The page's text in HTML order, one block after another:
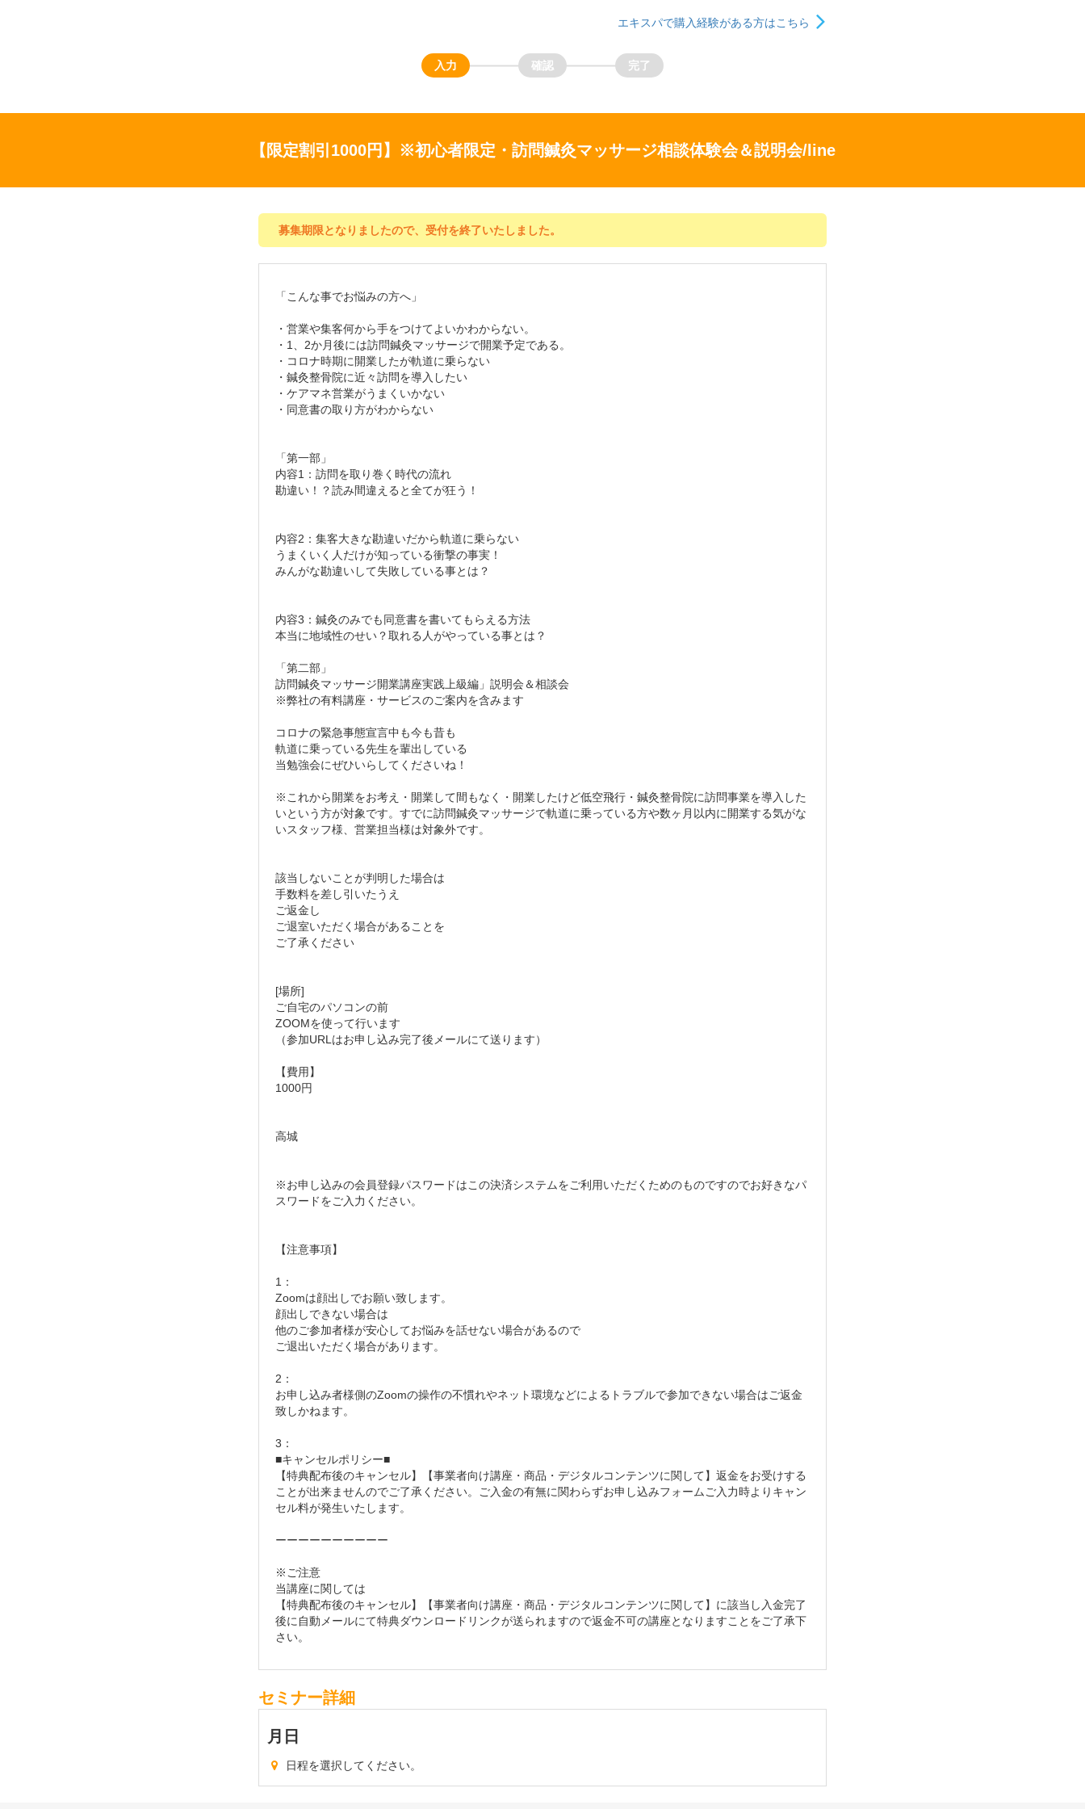
エキスパで購入経験がある方はこちら
【限定割引1000円】※初心者限定・訪問鍼灸マッサージ相談体験会＆説明会/line
募集期限となりましたので、受付を終了いたしました。
「こんな事でお悩みの方へ」
・営業や集客何から手をつけてよいかわからない。
・1、2か月後には訪問鍼灸マッサージで開業予定である。
・コロナ時期に開業したが軌道に乗らない
・鍼灸整骨院に近々訪問を導入したい
・ケアマネ営業がうまくいかない
・同意書の取り方がわからない
「第一部」
内容1：訪問を取り巻く時代の流れ
勘違い！？読み間違えると全てが狂う！
内容2：集客大きな勘違いだから軌道に乗らない
うまくいく人だけが知っている衝撃の事実！
みんがな勘違いして失敗している事とは？
内容3：鍼灸のみでも同意書を書いてもらえる方法
本当に地域性のせい？取れる人がやっている事とは？
「第二部」
訪問鍼灸マッサージ開業講座実践上級編」説明会＆相談会
※弊社の有料講座・サービスのご案内を含みます
コロナの緊急事態宣言中も今も昔も
軌道に乗っている先生を輩出している
当勉強会にぜひいらしてくださいね！
※これから開業をお考え・開業して間もなく・開業したけど低空飛行・鍼灸整骨院に訪問事業を導入した
いという方が対象です。すでに訪問鍼灸マッサージで軌道に乗っている方や数ヶ月以内に開業する気がな
いスタッフ様、営業担当様は対象外です。
該当しないことが判明した場合は
手数料を差し引いたうえ
ご返金し
ご退室いただく場合があることを
ご了承ください
[場所]
ご自宅のパソコンの前
ZOOMを使って行います
（参加URLはお申し込み完了後メールにて送ります）
【費用】
1000円
高城
※お申し込みの会員登録パスワードはこの決済システムをご利用いただくためのものですのでお好きなパ
スワードをご入力ください。
【注意事項】
1：
Zoomは顔出しでお願い致します。
顔出しできない場合は
他のご参加者様が安心してお悩みを話せない場合があるので
ご退出いただく場合があります。
2：
お申し込み者様側のZoomの操作の不慣れやネット環境などによるトラブルで参加できない場合はご返金
致しかねます。
3：
■キャンセルポリシー■
【特典配布後のキャンセル】【事業者向け講座・商品・デジタルコンテンツに関して】返金をお受けする
ことが出来ませんのでご了承ください。ご入金の有無に関わらずお申し込みフォームご入力時よりキャン
セル料が発生いたします。
ーーーーーーーーーー
※ご注意
当講座に関しては
【特典配布後のキャンセル】【事業者向け講座・商品・デジタルコンテンツに関して】に該当し入金完了
後に自動メールにて特典ダウンロードリンクが送られますので返金不可の講座となりますことをご了承下
さい。
セミナー詳細
月 日
日程を選択してください。